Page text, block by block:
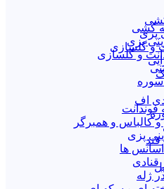
کشی
پزی
و گلسازی
اف
کشی
پزی
و گلسازی
فوندانت
و همبرگر
پزی
ها
قنادی
ژله